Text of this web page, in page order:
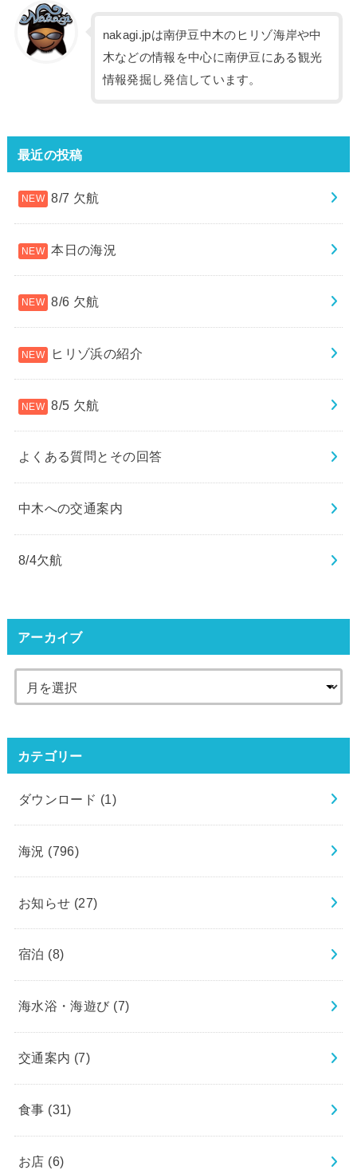
nakagi.jpは南伊豆中木のヒリゾ海岸や中
木などの情報を中心に南伊豆にある観光
情報発掘し発信しています。
最近の投稿
8/7 欠航
本日の海況
8/6 欠航
ヒリゾ浜の紹介
8/5 欠航
よくある質問とその回答
中木への交通案内
8/4欠航
アーカイブ
カテゴリー
ダウンロード (1)
海況 (796)
お知らせ (27)
宿泊 (8)
海水浴・海遊び (7)
交通案内 (7)
食事 (31)
お店 (6)